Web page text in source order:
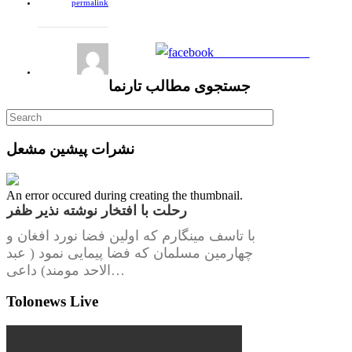
permalink
Share on Facebook
جستجوی مطالب تارنما
نشرات پیشین مشعل
An error occured during creating the thumbnail.
رحلت با افتخار نوشته نذیر ظفر
با تاسف مینگارم که اولین فضا نورد افغان و
چهارمین مسلمان که فضا پیمایی نمود ( عبد
الاحد مومند) داعی…
Tolonews Live